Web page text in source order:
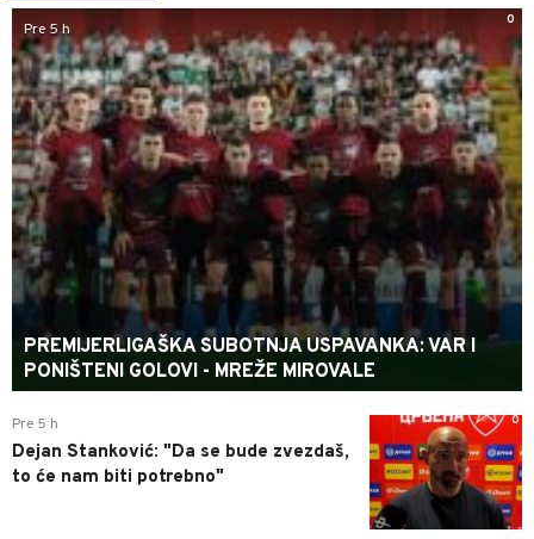
0
Pre 5 h
PREMIJERLIGAŠKA SUBOTNJA USPAVANKA: VAR I
PONIŠTENI GOLOVI - MREŽE MIROVALE
0
Pre 5 h
Dejan Stanković: "Da se bude zvezdaš,
to će nam biti potrebno"